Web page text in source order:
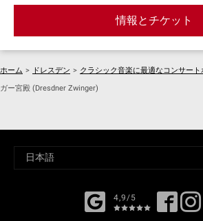
情報とチケット
ホーム > ドレスデン > クラシック音楽に最適なコンサー
ガー宮殿 (Dresdner Zwinger)
4,9/5